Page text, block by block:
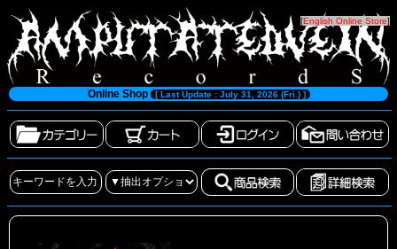
[English Online Store]
Online Shop [ Last Update : July 31, 2026 (Fri.) ]